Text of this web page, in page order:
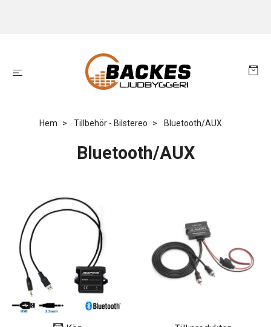
Hem Tillbehör - Bilstereo Bluetooth/AUX
Bluetooth/AUX